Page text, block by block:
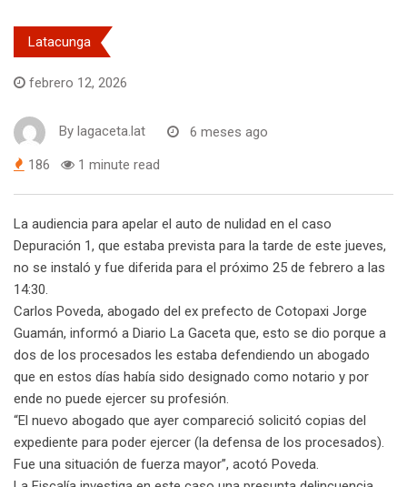
Latacunga
febrero 12, 2026
By lagaceta.lat 6 meses ago
186 1 minute read
La audiencia para apelar el auto de nulidad en el caso
Depuración 1, que estaba prevista para la tarde de este jueves,
no se instaló y fue diferida para el próximo 25 de febrero a las
14:30.
Carlos Poveda, abogado del ex prefecto de Cotopaxi Jorge
Guamán, informó a Diario La Gaceta que, esto se dio porque a
dos de los procesados les estaba defendiendo un abogado
que en estos días había sido designado como notario y por
ende no puede ejercer su profesión.
“El nuevo abogado que ayer compareció solicitó copias del
expediente para poder ejercer (la defensa de los procesados).
Fue una situación de fuerza mayor”, acotó Poveda.